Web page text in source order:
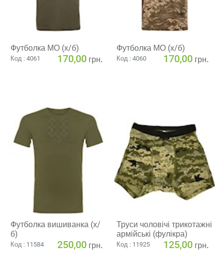
Футболка МО (х/б)
Код : 4061 170,00 грн.
Футболка МО (х/б)
Код : 4060 170,00 грн.
Футболка вишиванка (х/
б)
Код : 11584 250,00 грн.
Труси чоловічі трикотажні
армійські (фулікра)
Код : 11925 125,00 грн.